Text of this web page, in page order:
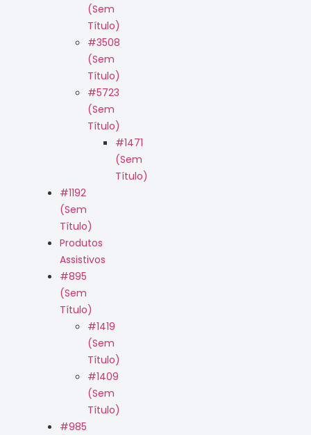
(sem
Título)
#3508
(sem
Título)
#5723
(sem
Título)
#1471
(sem
Título)
#1192
(sem
Título)
Produtos
Assistivos
#895
(sem
Título)
#1419
(sem
Título)
#1409
(sem
Título)
#985